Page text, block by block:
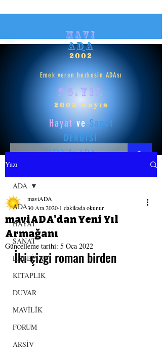
mavi
ADA
2002
Emek veren herkesin ADAsı
25.yıl
2002 Mayıs
HayatveSanat
DERGİSİ
GİRİŞ YAP
Yazı
ADA
HAYAT
SANAT
EDEBİYAT
KİTAPLIK
DUVAR
MAVİLİK
FORUM
ARSİV
ADA
maviADA'dan Yeni Yıl
Armağanı
maviADA
30 Ara 2020 1 dakikada okunur
Güncelleme tarihi: 5 Oca 2022
İki çizgi roman birden